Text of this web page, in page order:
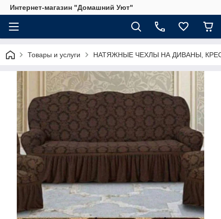
Интернет-магазин "Домашний Уют"
Товары и услуги НАТЯЖНЫЕ ЧЕХЛЫ НА ДИВАНЫ,